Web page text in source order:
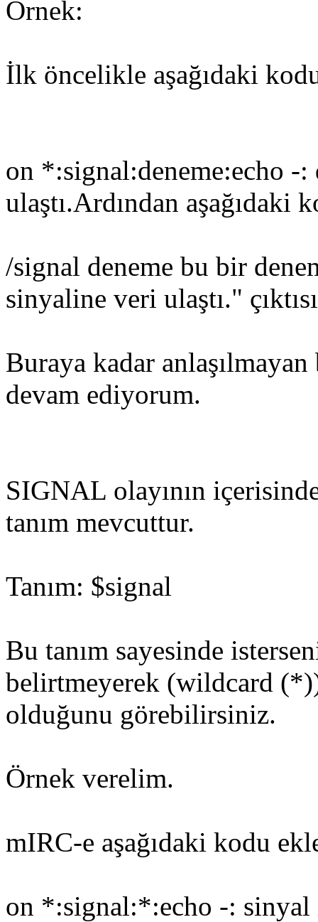
Örnek:
İlk öncelikle aşağıdaki
on *:signal:deneme:echo -
ulaştı.Ardından aşağıdaki
/signal deneme bu bir
sinyaline veri ulaştı."
Buraya kadar anlaşılmayan
devam ediyorum.
SIGNAL olayının
tanım mevcuttur.
Tanım: $signal
Bu tanım sayesinde
belirtmeyerek (wildcard
olduğunu görebilirsiniz.
Örnek verelim.
mIRC-e aşağıdaki kodu
on *:signal:*:echo -: sinyal